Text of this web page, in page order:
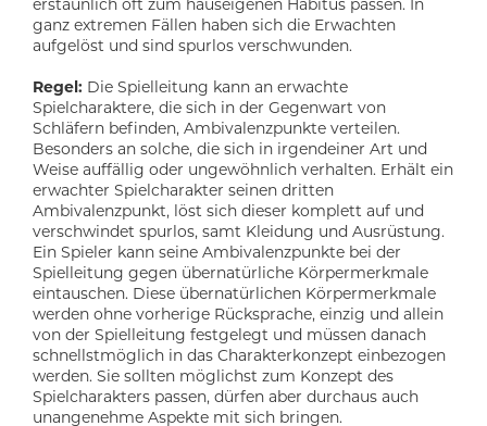
erstaunlich oft zum hauseigenen Habitus passen. In
ganz extremen Fällen haben sich die Erwachten
aufgelöst und sind spurlos verschwunden.
Regel: Die Spielleitung kann an erwachte
Spielcharaktere, die sich in der Gegenwart von
Schläfern befinden, Ambivalenzpunkte verteilen.
Besonders an solche, die sich in irgendeiner Art und
Weise auffällig oder ungewöhnlich verhalten. Erhält ein
erwachter Spielcharakter seinen dritten
Ambivalenzpunkt, löst sich dieser komplett auf und
verschwindet spurlos, samt Kleidung und Ausrüstung.
Ein Spieler kann seine Ambivalenzpunkte bei der
Spielleitung gegen übernatürliche Körpermerkmale
eintauschen. Diese übernatürlichen Körpermerkmale
werden ohne vorherige Rücksprache, einzig und allein
von der Spielleitung festgelegt und müssen danach
schnellstmöglich in das Charakterkonzept einbezogen
werden. Sie sollten möglichst zum Konzept des
Spielcharakters passen, dürfen aber durchaus auch
unangenehme Aspekte mit sich bringen.